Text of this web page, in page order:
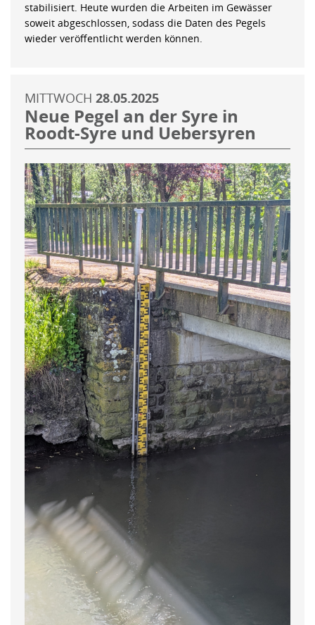
stabilisiert. Heute wurden die Arbeiten im Gewässer
soweit abgeschlossen, sodass die Daten des Pegels
wieder veröffentlicht werden können.
MITTWOCH 28.05.2025
Neue Pegel an der Syre in
Roodt-Syre und Uebersyren